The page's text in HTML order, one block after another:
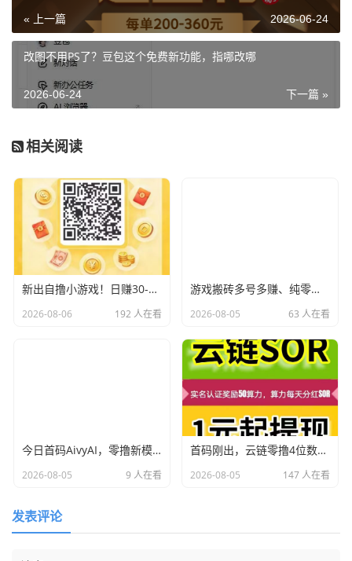
« 上一篇 2026-06-24
改图不用PS了？豆包这个免费新功能，指哪改哪
下一篇 »
2026-06-24
相关阅读
新出自撸小游戏！日赚30-50！微信扫码登录、不用下载
2026-08-06 192 人在看
游戏搬砖多号多赚、纯零撸，不用下载简单方便，进群有视频教程，轻松搬砖赚
2026-08-05 63 人在看
今日首码AivyAI，零撸新模式，新玩法，布局市场，对接团队长！
2026-08-05 9 人在看
首码刚出，云链零撸4位数，全网首发，团队3袋，干就完了！
2026-08-05 147 人在看
发表评论